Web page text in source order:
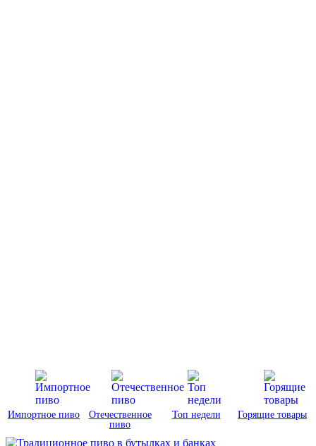
Импортное пиво
Отечественное
пиво
Топ недели Горящие товары